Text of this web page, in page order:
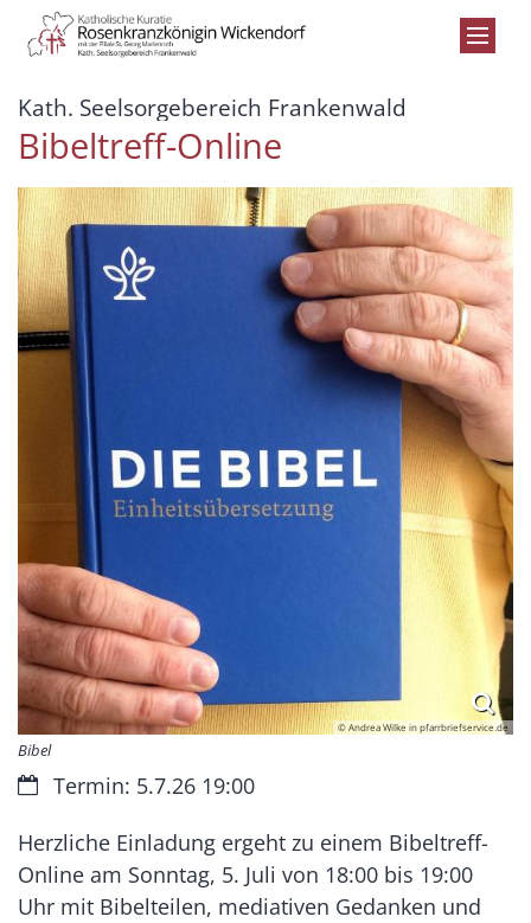
Zum Inhalt springen
Kath. Seelsorgebereich Frankenwald
Bibeltreff-Online
© Andrea Wilke in pfarrbriefservice.de
Bibel
Datum:Termin: 5.7.26 19:00
Herzliche Einladung ergeht zu einem Bibeltreff-
Online am Sonntag, 5. Juli von 18:00 bis 19:00
Uhr mit Bibelteilen, mediativen Gedanken und